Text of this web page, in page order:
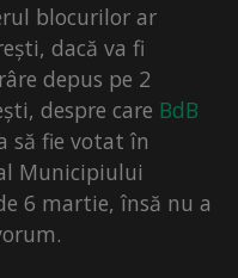
blocurilor ar
dacă va fi
depus pe 2
despre care BdB
să fie votat în
Municipiului
6 martie, însă nu a